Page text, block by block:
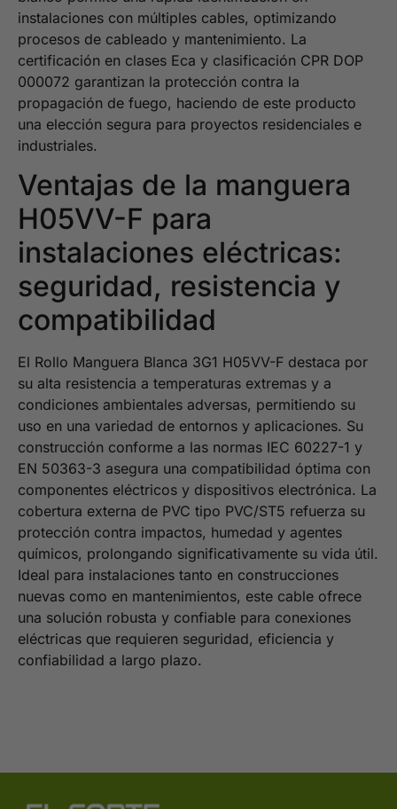
instalaciones con múltiples cables, optimizando
procesos de cableado y mantenimiento. La
certificación en clases Eca y clasificación CPR DOP
000072 garantizan la protección contra la
propagación de fuego, haciendo de este producto
una elección segura para proyectos residenciales e
industriales.
Ventajas de la manguera
H05VV-F para
instalaciones eléctricas:
seguridad, resistencia y
compatibilidad
El Rollo Manguera Blanca 3G1 H05VV-F destaca por
su alta resistencia a temperaturas extremas y a
condiciones ambientales adversas, permitiendo su
uso en una variedad de entornos y aplicaciones. Su
construcción conforme a las normas IEC 60227-1 y
EN 50363-3 asegura una compatibilidad óptima con
componentes eléctricos y dispositivos electrónica. La
cobertura externa de PVC tipo PVC/ST5 refuerza su
protección contra impactos, humedad y agentes
químicos, prolongando significativamente su vida útil.
Ideal para instalaciones tanto en construcciones
nuevas como en mantenimientos, este cable ofrece
una solución robusta y confiable para conexiones
eléctricas que requieren seguridad, eficiencia y
confiabilidad a largo plazo.